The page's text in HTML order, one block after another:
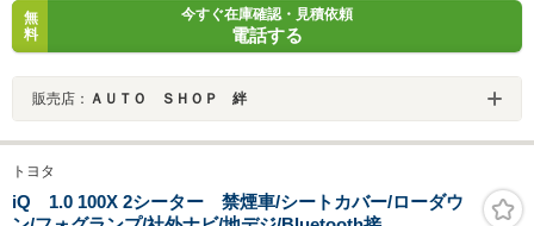
無
料
今すぐ在庫確認・見積依頼
電話する
販売店： ＡＵＴＯ ＳＨＯＰ 絆
トヨタ
iQ 1.0 100X 2シーター 禁煙車/シートカバー/ローダウ